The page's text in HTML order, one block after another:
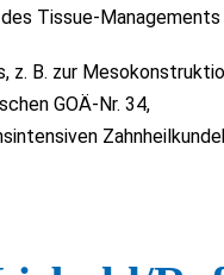
Tissue-
z. B. zur
GOÄ-Nr. 34,